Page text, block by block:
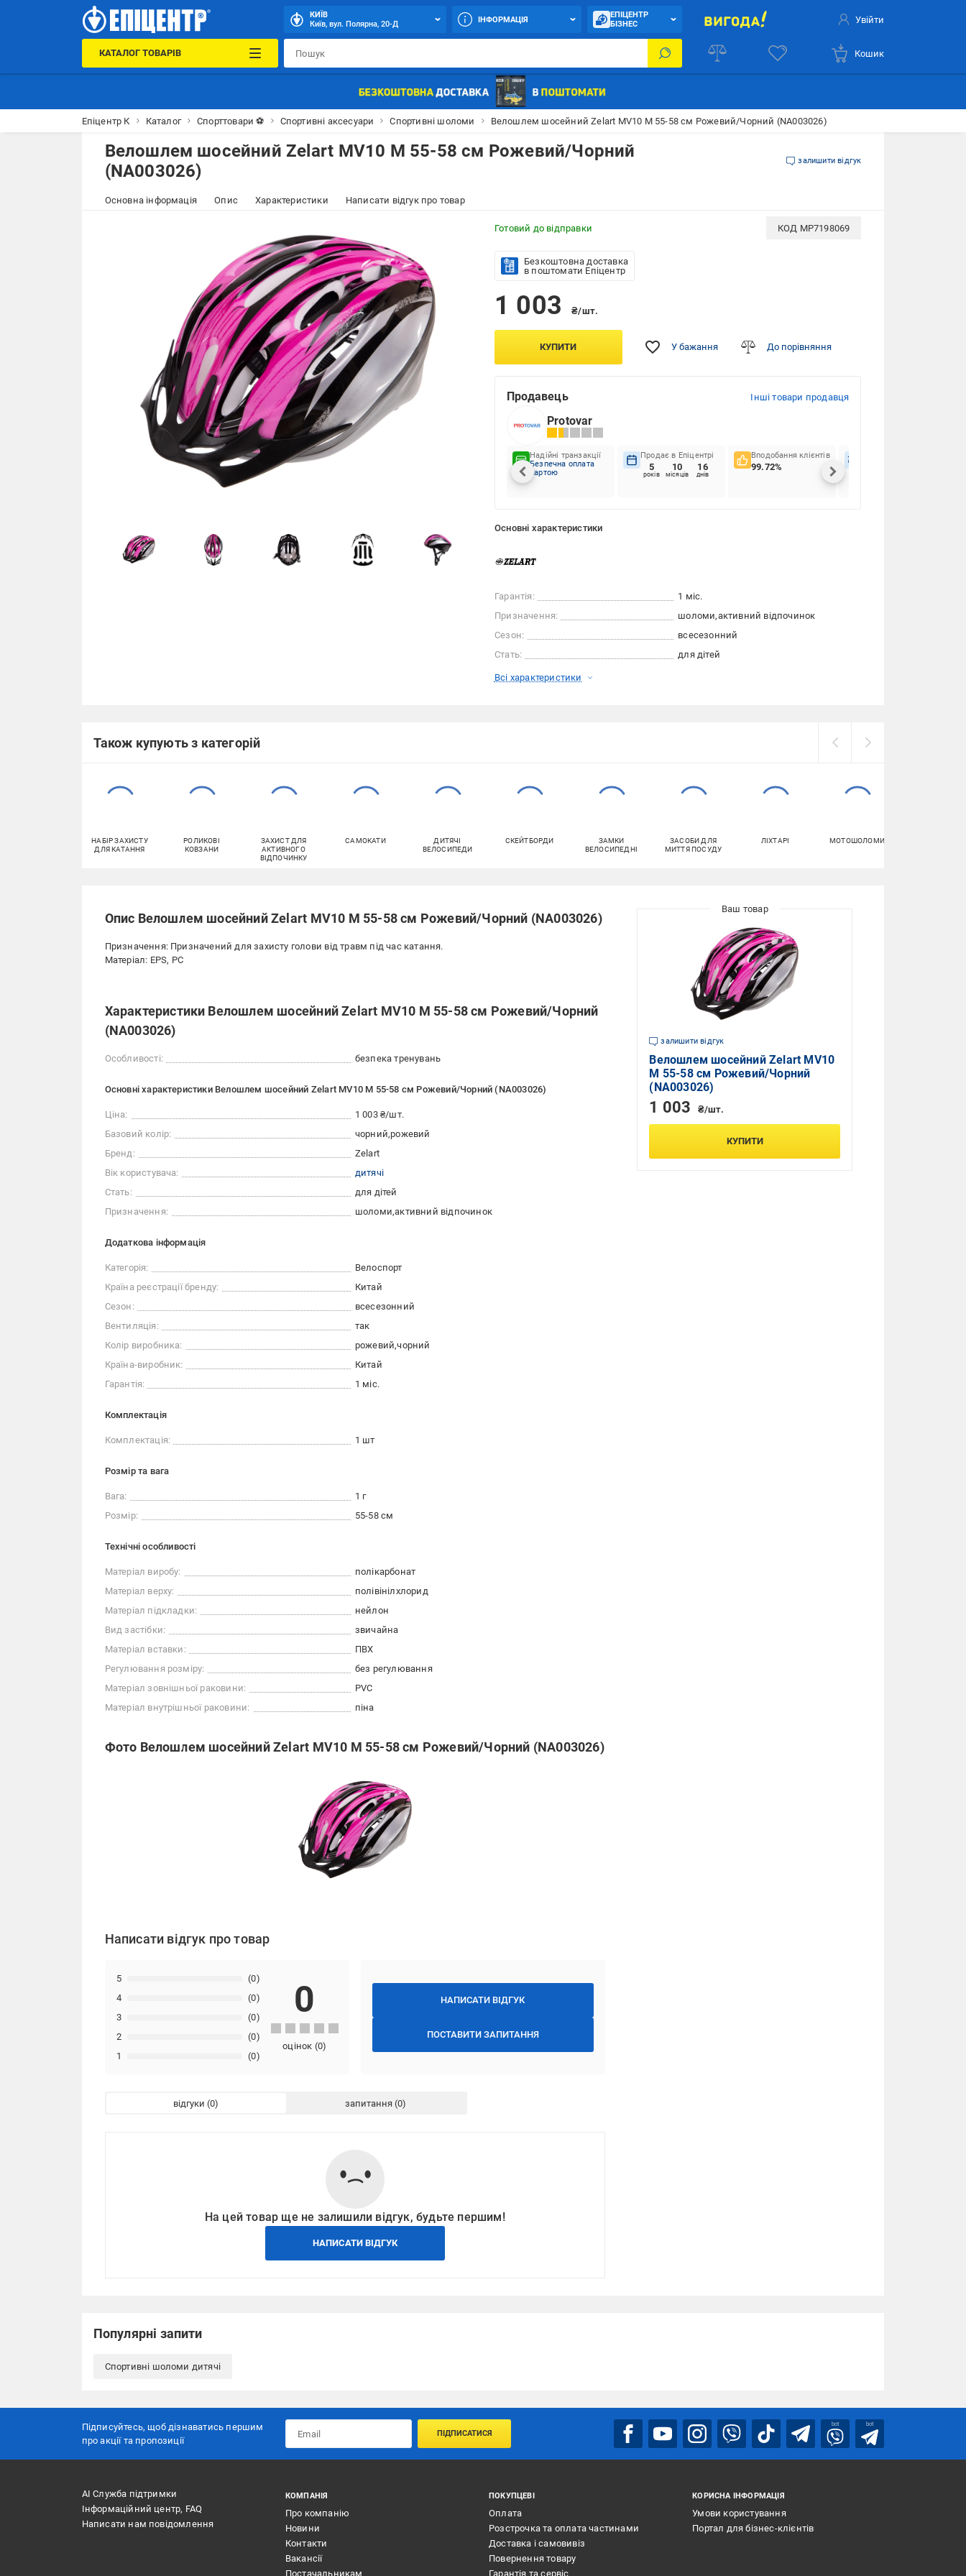
КИЇВ
Київ, вул. Полярна, 20-Д
ІНФОРМАЦІЯ
ЕПІЦЕНТР
БІЗНЕС
Увійти
КАТАЛОГ ТОВАРІВ Кошик
Епіцентр К Каталог Спорттовари ⚽ Спортивні аксесуари Спортивні шоломи Велошлем шосейний Zelart MV10 M 55-58 см Рожевий/Чорний (NA003026)
Велошлем шосейний Zelart MV10 M 55-58 см Рожевий/Чорний
(NA003026)
залишити відгук
Основна інформація Опис Характеристики Написати відгук про товар
Готовий до відправки КОД MP7198069
Безкоштовна доставка
в поштомати Епіцентр
1 003 ₴/шт.
КУПИТИ У бажання До порівняння
Продавець Інші товари продавця
Protovar
Надійні транзакції
Безпечна оплата
картою
Продає в Епіцентрі
5
років
10
місяців
16
днів
Вподобання клієнтів
99.72%
Основні характеристики
Гарантія:
1 міс.
Призначення:
шоломи активний відпочинок
Сезон:
всесезонний
Стать:
для дітей
Всі характеристики
Також купують з категорій
НАБІР ЗАХИСТУ
ДЛЯ КАТАННЯ
РОЛИКОВІ
КОВЗАНИ
ЗАХИСТ ДЛЯ
АКТИВНОГО
ВІДПОЧИНКУ
САМОКАТИ
ДИТЯЧІ
ВЕЛОСИПЕДИ
СКЕЙТБОРДИ
ЗАМКИ
ВЕЛОСИПЕДНІ
ЗАСОБИ ДЛЯ
МИТТЯ ПОСУДУ
ЛІХТАРІ МОТОШОЛОМИ
Опис Велошлем шосейний Zelart MV10 M 55-58 см Рожевий/Чорний (NA003026)
Призначення: Призначений для захисту голови від травм під час катання.
Матеріал: EPS, PC
Характеристики Велошлем шосейний Zelart MV10 M 55-58 см Рожевий/Чорний
(NA003026)
Особливості: безпека тренувань
Основні характеристики Велошлем шосейний Zelart MV10 M 55-58 см Рожевий/Чорний (NA003026)
Ціна:
1 003 ₴/шт.
Базовий колір:
чорний рожевий
Бренд:
Zelart
Вік користувача:
дитячі
Стать:
для дітей
Призначення:
шоломи активний відпочинок
Додаткова інформація
Категорія:
Велоспорт
Країна реєстрації бренду:
Китай
Сезон:
всесезонний
Вентиляція:
так
Колір виробника:
рожевий чорний
Країна-виробник:
Китай
Гарантія:
1 міс.
Комплектація
Комплектація: 1 шт
Розмір та вага
Вага:
1 г
Розмір:
55-58 см
Технічні особливості
Матеріал виробу:
полікарбонат
Матеріал верху:
полівінілхлорид
Матеріал підкладки:
нейлон
Вид застібки:
звичайна
Матеріал вставки:
ПВХ
Регулювання розміру:
без регулювання
Матеріал зовнішньої раковини:
PVC
Матеріал внутрішньої раковини:
піна
Фото Велошлем шосейний Zelart MV10 M 55-58 см Рожевий/Чорний (NA003026)
Написати відгук про товар
НАПИСАТИ ВІДГУК
ПОСТАВИТИ ЗАПИТАННЯ
1 (0)
2 (0)
3 (0)
4 (0)
5 (0)
0
оцінок (0)
відгуки запитання
На цей товар ще не залишили відгук, будьте першим!
НАПИСАТИ ВІДГУК
залишити відгук
Велошлем шосейний Zelart MV10
M 55-58 см Рожевий/Чорний
(NA003026)
1 003 ₴/шт.
КУПИТИ
Популярні запити
Спортивні шоломи дитячі
Підписуйтесь, щоб дізнаватись першим
про акції та пропозиції
ПІДПИСАТИСЯ
bot bot
АІ Служба підтримки
Інформаційний центр, FAQ
Написати нам повідомлення
КОМПАНІЯ
Про компанію
Новини
Контакти
Вакансії
Постачальникам
ПОКУПЦЕВІ
Оплата
Розстрочка та оплата частинами
Доставка і самовивіз
Повернення товару
Гарантія та сервіс
КОРИСНА ІНФОРМАЦІЯ
Умови користування
Портал для бізнес-клієнтів